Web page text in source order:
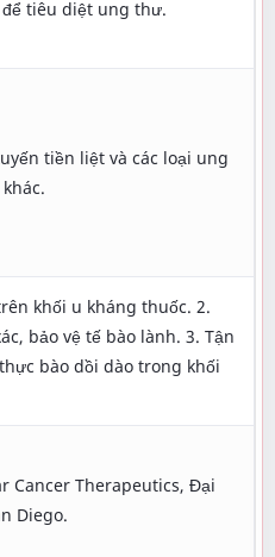
để tiêu diệt ung thư.
tiền liệt và các loại ung
khối u kháng thuốc. 2.
bảo vệ tế bào lành. 3. Tận
bào dồi dào trong khối
Cancer Therapeutics, Đại
Diego.